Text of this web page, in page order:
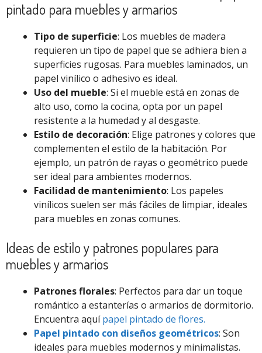
pintado para muebles y armarios
Tipo de superficie: Los muebles de madera
requieren un tipo de papel que se adhiera bien a
superficies rugosas. Para muebles laminados, un
papel vinílico o adhesivo es ideal.
Uso del mueble: Si el mueble está en zonas de
alto uso, como la cocina, opta por un papel
resistente a la humedad y al desgaste.
Estilo de decoración: Elige patrones y colores que
complementen el estilo de la habitación. Por
ejemplo, un patrón de rayas o geométrico puede
ser ideal para ambientes modernos.
Facilidad de mantenimiento: Los papeles
vinílicos suelen ser más fáciles de limpiar, ideales
para muebles en zonas comunes.
Ideas de estilo y patrones populares para
muebles y armarios
Patrones florales: Perfectos para dar un toque
romántico a estanterías o armarios de dormitorio.
Encuentra aquípapel pintado de flores.
Papel pintado con diseños geométricos: Son
ideales para muebles modernos y minimalistas.